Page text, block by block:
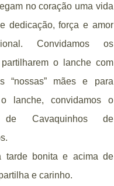
no coração uma vida
dedicação, força e amor
Convidamos os
o lanche com
“nossas” mães e para
lanche, convidamos o
de Cavaquinhos de
tarde bonita e acima de
e carinho.